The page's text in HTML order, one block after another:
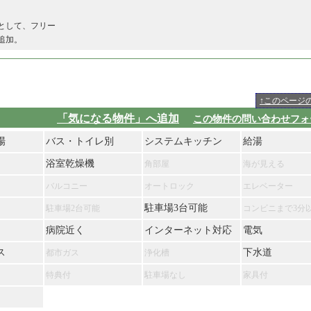
して、フリー
。
↑このページ
「気になる物件」へ追加 この物件の問い合わせフ
バス・トイレ別 システムキッチン 給湯
浴室乾燥機 角部屋 海が見える
バルコニー オートロック エレベーター
駐車場2台可能 駐車場3台可能 コンビニまで3分
病院近く インターネット対応 電気
都市ガス 浄化槽 下水道
特典付 駐車場なし 家具付